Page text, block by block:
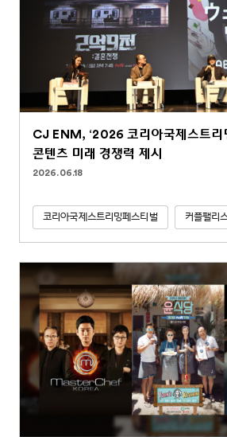
CJ ENM, ‘2026 코리아국제스트리
콘텐츠 미래 경쟁력 제시
2026.06.18
코리아국제스트리밍페스티벌 커플팰리